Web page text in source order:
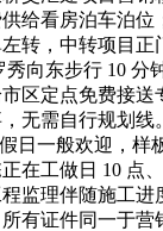
给看房泊车泊位
转，中转项目正
向东步行 10 分
区定点免费接送
无需自行规划线
日一般欢迎，样
在工做日 10 点
监理伴随施工进
有证件同一于营